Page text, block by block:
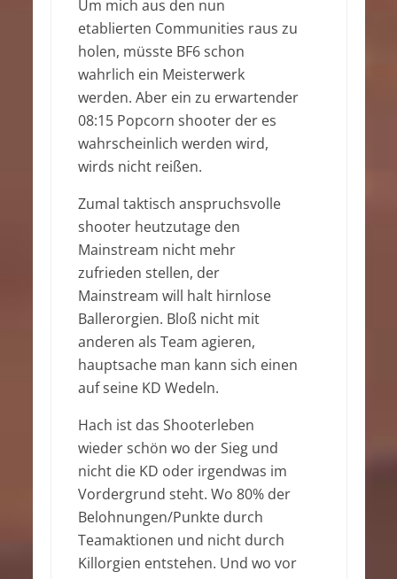
Um mich aus den nun
etablierten Communities raus zu
holen, müsste BF6 schon
wahrlich ein Meisterwerk
werden. Aber ein zu erwartender
08:15 Popcorn shooter der es
wahrscheinlich werden wird,
wirds nicht reißen.
Zumal taktisch anspruchsvolle
shooter heutzutage den
Mainstream nicht mehr
zufrieden stellen, der
Mainstream will halt hirnlose
Ballerorgien. Bloß nicht mit
anderen als Team agieren,
hauptsache man kann sich einen
auf seine KD Wedeln.
Hach ist das Shooterleben
wieder schön wo der Sieg und
nicht die KD oder irgendwas im
Vordergrund steht. Wo 80% der
Belohnungen/Punkte durch
Teamaktionen und nicht durch
Killorgien entstehen. Und wo vor